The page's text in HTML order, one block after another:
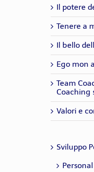
Il potere
Tenere a
Il bello
Ego mon
Team
Coaching
Valori e
Sviluppo